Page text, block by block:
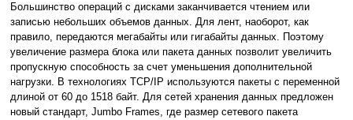
Большинство операций с дисками заканчивается чтением или
записью небольших объемов данных. Для лент, наоборот, как
правило, передаются мегабайты или гигабайты данных. Поэтому
увеличение размера блока или пакета данных позволит увеличить
пропускную способность за счет уменьшения дополнительной
нагрузки. В технологиях TCP/IP используются пакеты с переменной
длиной от 60 до 1518 байт. Для сетей хранения данных предложен
новый стандарт, Jumbo Frames, где размер сетевого пакета